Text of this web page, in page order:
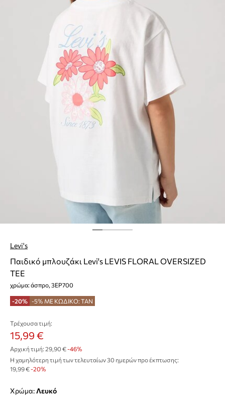
Levi's
Παιδικό μπλουζάκι Levi's LEVIS FLORAL OVERSIZED
TEE
χρώμα: άσπρο, 3EP700
-20% -5% ΜΕ ΚΩΔΙΚΟ: TAN
Τρέχουσα τιμή:
15,99 €
Αρχική τιμή: 29,90 €-46%
Η χαμηλότερη τιμή των τελευταίων 30 ημερών προ έκπτωσης:
19,99 € -20%
Χρώμα: λευκό